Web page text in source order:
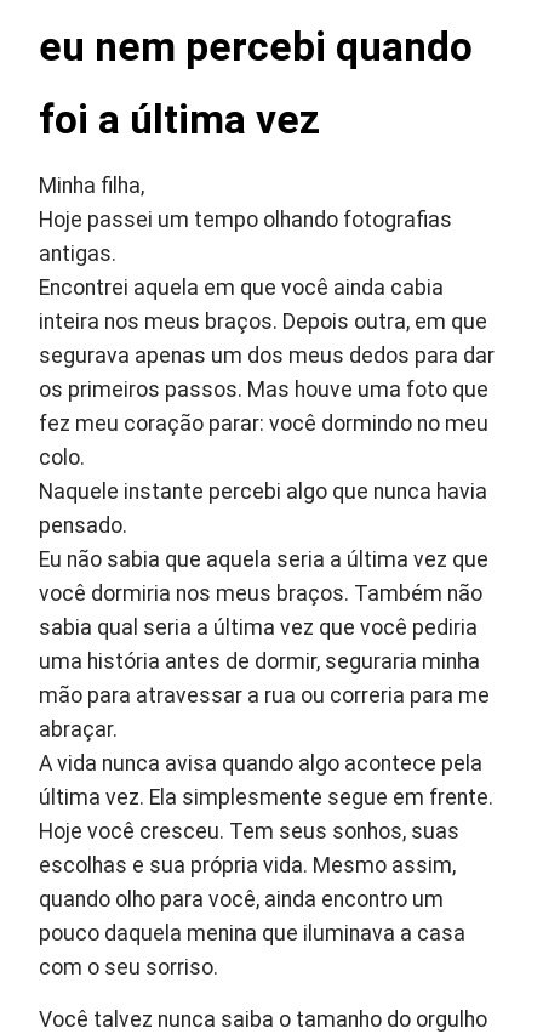
eu nem percebi quando
foi a última vez
Minha filha,
Hoje passei um tempo olhando fotografias
antigas.
Encontrei aquela em que você ainda cabia
inteira nos meus braços. Depois outra, em que
segurava apenas um dos meus dedos para dar
os primeiros passos. Mas houve uma foto que
fez meu coração parar: você dormindo no meu
colo.
Naquele instante percebi algo que nunca havia
pensado.
Eu não sabia que aquela seria a última vez que
você dormiria nos meus braços. Também não
sabia qual seria a última vez que você pediria
uma história antes de dormir, seguraria minha
mão para atravessar a rua ou correria para me
abraçar.
A vida nunca avisa quando algo acontece pela
última vez. Ela simplesmente segue em frente.
Hoje você cresceu. Tem seus sonhos, suas
escolhas e sua própria vida. Mesmo assim,
quando olho para você, ainda encontro um
pouco daquela menina que iluminava a casa
com o seu sorriso.
Você talvez nunca saiba o tamanho do orgulho